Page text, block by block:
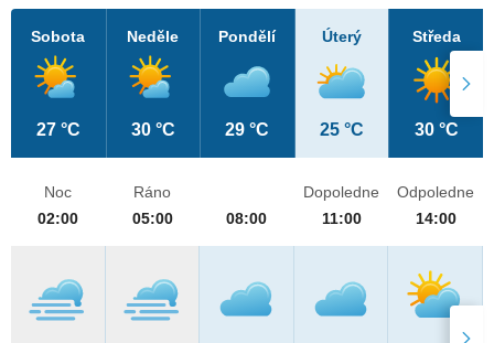
Sobota
27 °C
Neděle
30 °C
Pondělí
29 °C
Úterý
25 °C
Středa
30 °C
Noc
02:00
Ráno
05:00
08:00
Dopoledne
11:00
Odpoledne
14:00